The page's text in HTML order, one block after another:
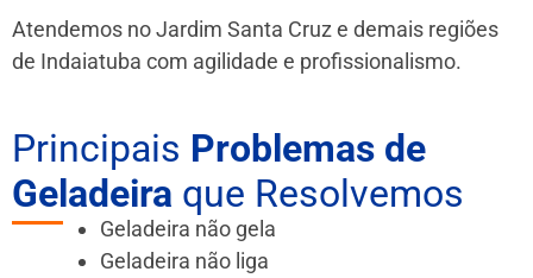
Atendemos no Jardim Santa Cruz e demais regiões
de Indaiatuba com agilidade e profissionalismo.
Principais Problemas de
Geladeira que Resolvemos
Geladeira não gela
Geladeira não liga